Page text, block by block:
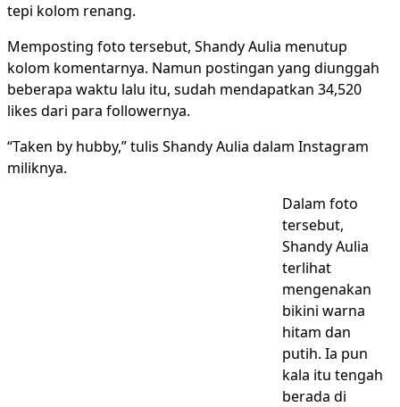
tepi kolom renang.
Memposting foto tersebut, Shandy Aulia menutup
kolom komentarnya. Namun postingan yang diunggah
beberapa waktu lalu itu, sudah mendapatkan 34,520
likes dari para followernya.
“Taken by hubby,” tulis Shandy Aulia dalam Instagram
miliknya.
Dalam foto
tersebut,
Shandy Aulia
terlihat
mengenakan
bikini warna
hitam dan
putih. Ia pun
kala itu tengah
berada di